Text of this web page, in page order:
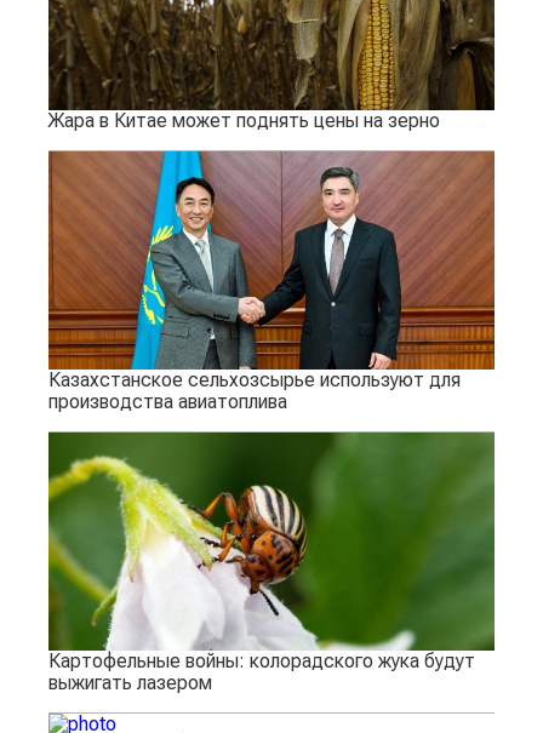
Жара в Китае может поднять цены на зерно
Казахстанское сельхозсырье используют для
производства авиатоплива
Картофельные войны: колорадского жука будут
выжигать лазером